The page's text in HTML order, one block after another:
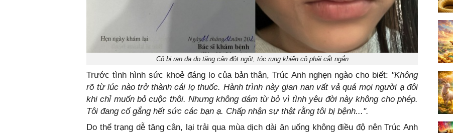
Cô bị rạn da do tăng cân đột ngột, tóc rụng khiến cô phải cắt ngắn
Trước tình hình sức khoẻ đáng lo của bản thân, Trúc Anh nghẹn ngào cho biết: "Không
rõ từ lúc nào trở thành cái lọ thuốc. Hành trình này gian nan vất vả quá mọi người ạ đôi
khi chỉ muốn bỏ cuộc thôi. Nhưng không dám từ bỏ vì tình yêu đời này không cho phép.
Tôi đang cố gắng hết sức các bạn ạ. Chấp nhận sự thật rằng tôi bị bệnh...".
Do thể trạng dễ tăng cân, lại trải qua mùa dịch dài ăn uống không điều độ nên Trúc Anh